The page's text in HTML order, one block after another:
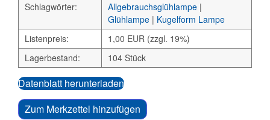
Schlagwörter: Allgebrauchsglühlampe |
Glühlampe | Kugelform Lampe
Listenpreis:
1,00 EUR (zzgl. 19%)
Lagerbestand:
104 Stück
Datenblatt herunterladen
Zum Merkzettel hinzufügen